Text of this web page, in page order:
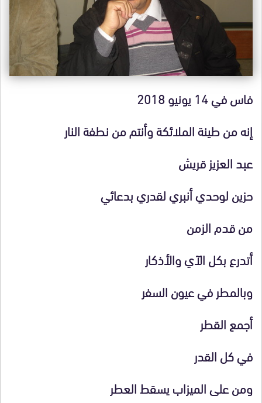
فاس في 14 يونيو 2018
إنه من طينة الملائكة وأنتم من نطفة النار
عبد العزيز قريش
حزين لوحدي أنبري لقدري بدعائي
من قدم الزمن
أتدرع بكل الآي والأذكار
وبالمطر في عيون السفر
أجمع القطر
في كل القدر
ومن على الميزاب يسقط العطر